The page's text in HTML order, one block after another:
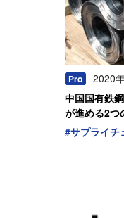
Pro
2020
中国国有鉄
が進める2つ
#サプライチ